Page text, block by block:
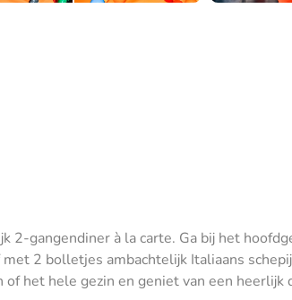
2-gangendiner à la carte. Ga bij het
2 bolletjes ambachtelijk Italiaans
het hele gezin en geniet van een heerlijk